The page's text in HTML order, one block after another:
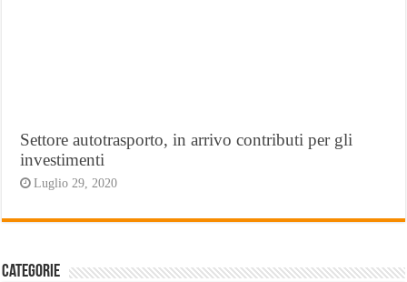
Settore autotrasporto, in arrivo contributi per gli
investimenti
Luglio 29, 2020
Categorie